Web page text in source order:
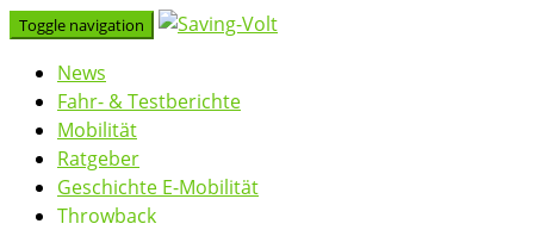
Skip
content
Toggle navigation
News
Fahr- & Testberichte
Mobilität
Ratgeber
Geschichte E-Mobilität
Throwback